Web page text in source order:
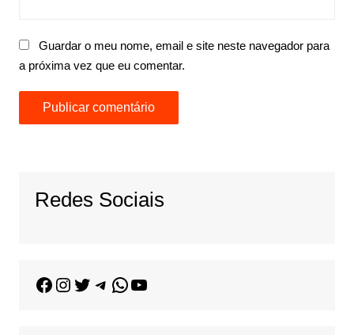
Guardar o meu nome, email e site neste navegador para
a próxima vez que eu comentar.
Redes Sociais